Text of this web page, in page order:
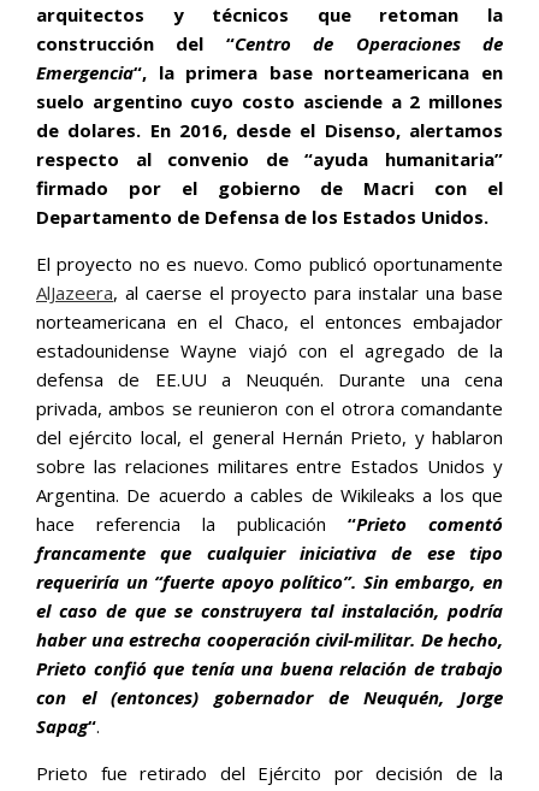
arquitectos y técnicos que retoman la
construcción del “Centro de Operaciones de
Emergencia“, la primera base norteamericana en
suelo argentino cuyo costo asciende a 2 millones
de dolares. En 2016, desde el Disenso, alertamos
respecto al convenio de “ayuda humanitaria”
firmado por el gobierno de Macri con el
Departamento de Defensa de los Estados Unidos.
El proyecto no es nuevo. Como publicó oportunamente
AlJazeera, al caerse el proyecto para instalar una base
norteamericana en el Chaco, el entonces embajador
estadounidense Wayne viajó con el agregado de la
defensa de EE.UU a Neuquén. Durante una cena
privada, ambos se reunieron con el otrora comandante
del ejército local, el general Hernán Prieto, y hablaron
sobre las relaciones militares entre Estados Unidos y
Argentina. De acuerdo a cables de Wikileaks a los que
hace referencia la publicación “Prieto comentó
francamente que cualquier iniciativa de ese tipo
requeriría un “fuerte apoyo político”. Sin embargo, en
el caso de que se construyera tal instalación, podría
haber una estrecha cooperación civil-militar. De hecho,
Prieto confió que tenía una buena relación de trabajo
con el (entonces) gobernador de Neuquén, Jorge
Sapag“.
Prieto fue retirado del Ejército por decisión de la